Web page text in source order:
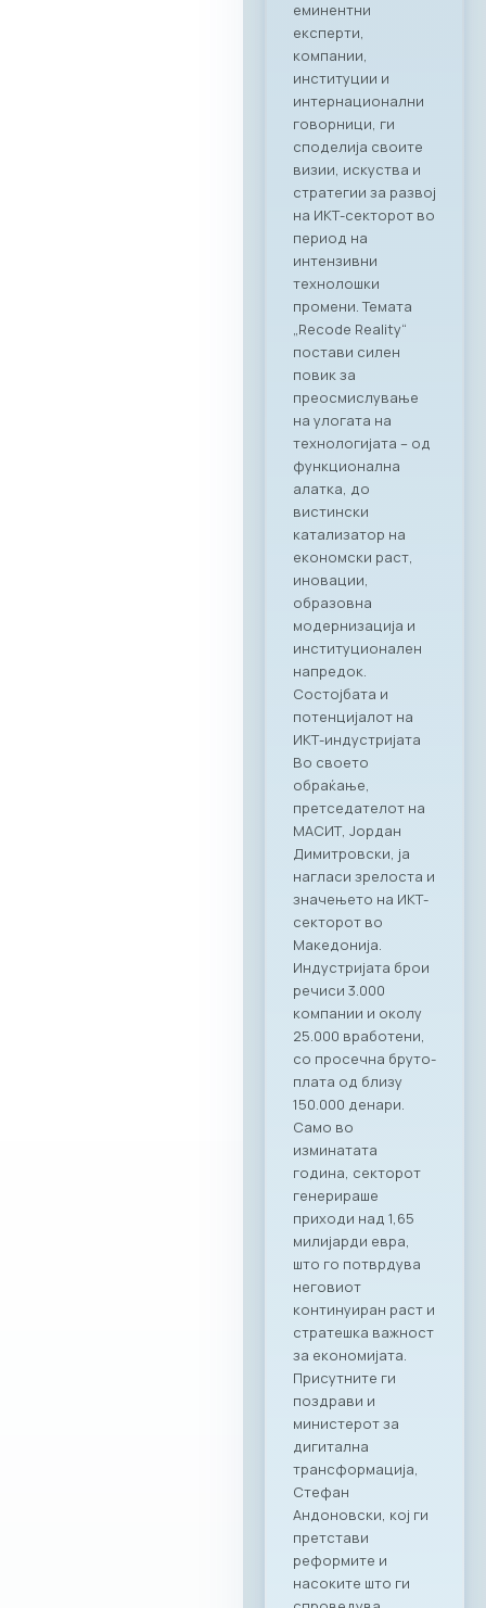
TASTE“. Настанот
послужи како
платформа за
директно
поврзување на
лидерите од ИКТ
индустријата со
цел градење нови
партнерства и
истражување на
можности за
соработка во
опуштена, но
професионална
атмосфера.
Синергија помеѓу
технологијата и
врвното
угостителство
Главниот фокус на
„CONNECT & TASTE“
беше потврдување
на стратешкото
партнерство
помеѓу МАСИТ и
Ragusa Group.
Преку овој настан,
членките на
комората имаа
единствена
можност одблиску
да се запознаат со
капацитетите и
професионалност
а на Ragusa Group –
лидер во областа
на организација на
корпоративни
настани и
гостопримство.
„Овој настан
потврди дека
најдобрите идеи и
стратешки
партнерства се
создаваат кога
професионалност
а се среќава со
вистинските
соработници. Со
Ragusa Group како
наш патрон
партнер, членките
на МАСИТ добиваат
моќен сојузник кој
гарантира
беспрекорна
организација и
поддршка за сите
идни корпоративни
активности,“ велат
од комората. „Ни
претставува
особена чест што
го одбележуваме
почетокот на ова
стратешко
партнерство со
МАСИТ. Веруваме
дека оваа